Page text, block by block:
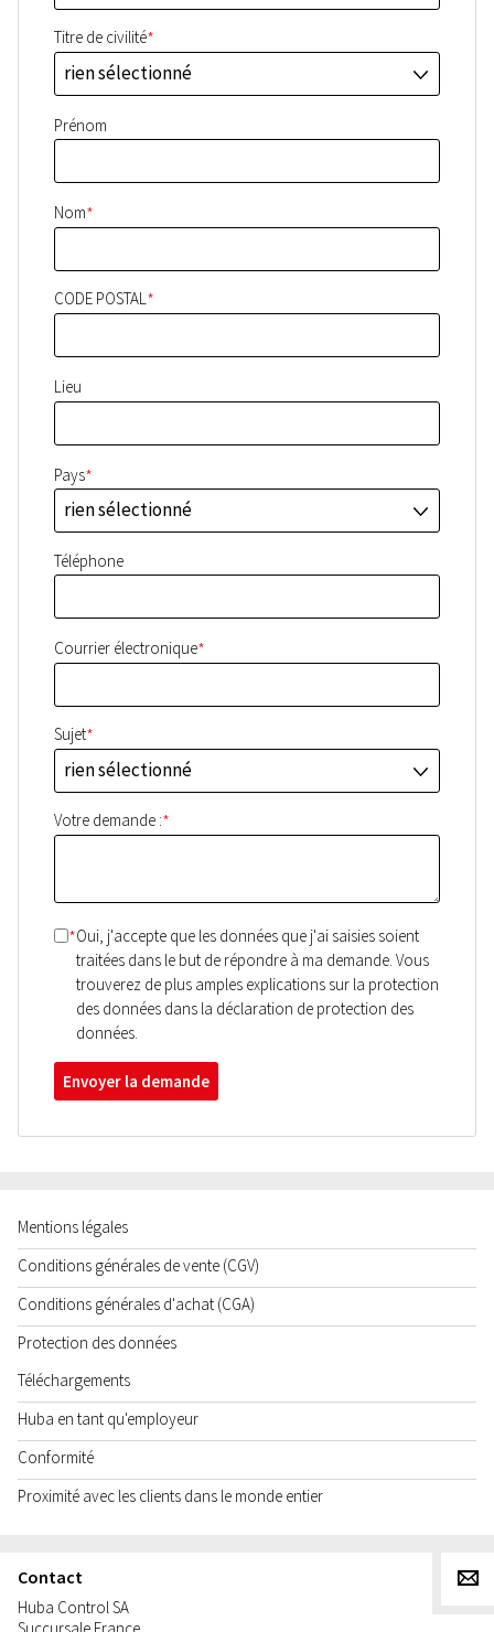
Titre de civilité*
rien sélectionné
J
Prénom
Nom*
CODE POSTAL*
Lieu
Pays*
rien sélectionné
J
Téléphone
Courrier électronique*
Sujet*
rien sélectionné
J
Votre demande :*
*Oui, j'accepte que les données que j'ai saisies soient
traitées dans le but de répondre à ma demande. Vous
trouverez de plus amples explications sur la protection
des données dans la déclaration de protection des
données.
Envoyer la demande
Mentions légales
Conditions générales de vente (CGV)
Conditions générales d'achat (CGA)
Protection des données
Téléchargements
Huba en tant qu'employeur
Conformité
Proximité avec les clients dans le monde entier
Contact
Huba Control SA
Succursale France
g